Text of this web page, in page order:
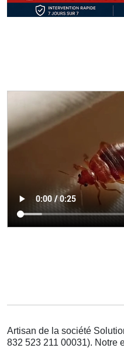
Artisan de la société
832 523 211 00031). Notre